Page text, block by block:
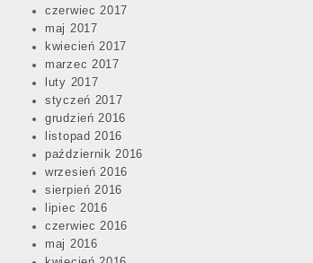
czerwiec 2017
maj 2017
kwiecień 2017
marzec 2017
luty 2017
styczeń 2017
grudzień 2016
listopad 2016
październik 2016
wrzesień 2016
sierpień 2016
lipiec 2016
czerwiec 2016
maj 2016